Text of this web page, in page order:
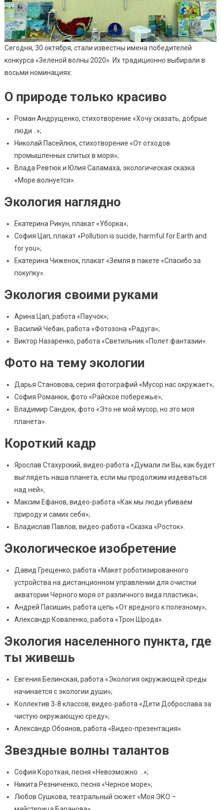
Сегодня, 30 октября, стали известны имена победителей
конкурса «Зеленой волны 2020». Их традиционно выбирали в
восьми номинациях:
О природе только красиво
Роман Андрущенко, стихотворение «Хочу сказать, добрые
люди ..»;
Николай Пасейлюк, стихотворение «От отходов
промышленных слитых в моря»;
Влада Ревтюк и Юлия Саламаха, экологическая сказка
«Море волнуется».
Экология наглядно
Екатерина Рикун, плакат «Уборка»;
София Цап, плакат «Pollution is sucide, harmful for Earth and
for you»;
Екатерина Чиженок, плакат «Земля в пакете «Спасибо за
покупку».
Экология своими руками
Арина Цап, работа «Паучок»;
Василий Чебан, работа «Фотозона «Радуга»;
Виктор Назаренко, работа «Светильник «Полет фантазии».
Фото на тему экологии
Дарья Становова, серия фотографий «Мусор нас окружает»;
София Романюк, фото «Райское побережье»;
Владимир Сандюк, фото «Это не мой мусор, но это моя
планета».
Короткий кадр
Ярослав Стахурский, видео-работа «Думали ли Вы, как будет
выглядеть наша планета, если мы продолжим издеваться
над ней»;
Максим Ефанов, видео-работа «Как мы люди убиваем
природу и самих себя»;
Владислав Павлов, видео-работа «Сказка «Росток».
Экологическое изобретение
Давид Грещенко, работа «Макет роботизированного
устройства на дистанционном управлении для очистки
акватории Черного моря от различного вида пластика»;
Андрей Пасишин, работа цепь «От вредного к полезному»;
Александр Коваленко, работа «Трон Шрода».
Экология населенного пункта, где
ты живешь
Евгения Белинская, работа «Экология окружающей среды
начинается с экологии души»;
Коллектив 3-8 классов, видео-работа «Дети Доброслава за
чистую окружающую среду»;
Александр Обоянов, работа «Видео-презентация».
Звездные волны талантов
София Короткая, песня «Невозможно …»;
Никита Резниченко, песня «Черное море»;
Любов Сушкова, театральный сюжет «Моя ЭКО –